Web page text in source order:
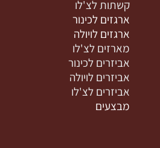
קשתות לצ'לו
ארגזים לכינור
ארגזים לויולה
מארזים לצ'לו
אביזרים לכינור
אביזרים לויולה
אביזרים לצ'לו
מבצעים